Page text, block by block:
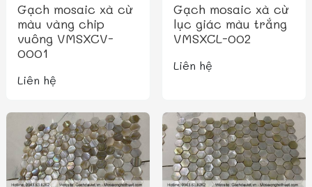
Gạch mosaic xà cừ
màu vàng chip
vuông VMSXCV-
0001
Liên hệ
Gạch mosaic xà cừ
lục giác màu trắng
VMSXCL-002
Liên hệ